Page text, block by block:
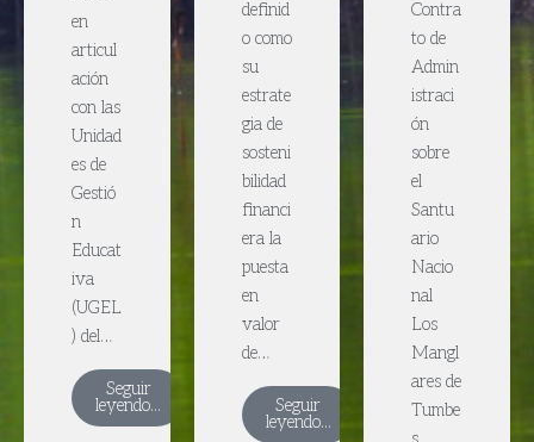
en
articul
ación
con las
Unidad
es de
Gestió
n
Educat
iva
(UGEL
) del…
Seguir
leyendo...
definid
o como
su
estrate
gia de
sosteni
bilidad
financi
era la
puesta
en
valor
de…
Seguir
leyendo...
Contra
to de
Admin
istraci
ón
sobre
el
Santu
ario
Nacio
nal
Los
Mangl
ares de
Tumbe